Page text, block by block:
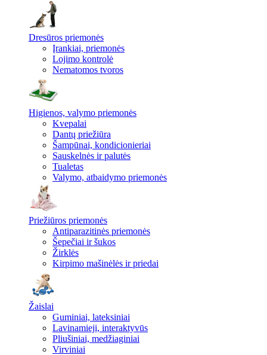
Dresūros priemonės
Įrankiai, priemonės
Lojimo kontrolė
Nematomos tvoros
Higienos, valymo priemonės
Kvepalai
Dantų priežiūra
Šampūnai, kondicionieriai
Sauskelnės ir palutės
Tualetas
Valymo, atbaidymo priemonės
Priežiūros priemonės
Antiparazitinės priemonės
Šepečiai ir šukos
Žirklės
Kirpimo mašinėlės ir priedai
Žaislai
Guminiai, lateksiniai
Lavinamieji, interaktyvūs
Pliušiniai, medžiaginiai
Virviniai